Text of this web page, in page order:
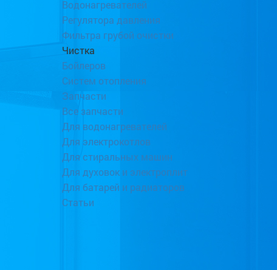
Водонагревателей
Регулятора давления
Фильтра грубой очистки
Чистка
Бойлеров
Систем отопления
Запчасти
Все запчасти
Для водонагревателей
Для электрокотлов
Для стиральных машин
Для духовок и электроплит
Для батарей и радиаторов
Статьи